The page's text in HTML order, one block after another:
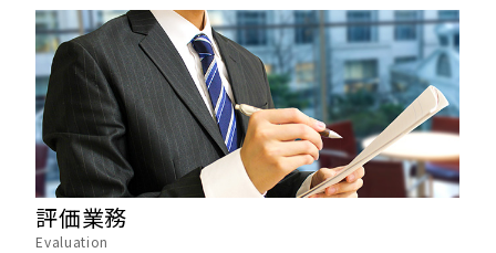
評価業務
Evaluation